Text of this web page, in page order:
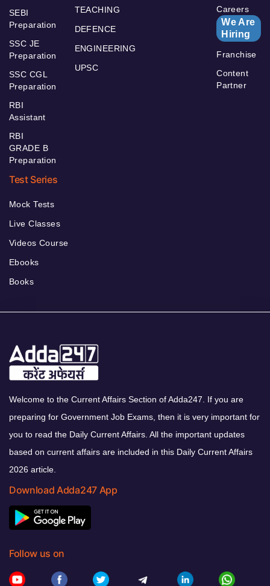
SEBI
Preparation
SSC JE
Preparation
SSC CGL
Preparation
RBI
Assistant
RBI
GRADE B
Preparation
TEACHING
DEFENCE
ENGINEERING
UPSC
Careers
We Are
Hiring
Franchise
Content
Partner
Test Series
Mock Tests
Live Classes
Videos Course
Ebooks
Books
Welcome to the Current Affairs Section of Adda247. If you are
preparing for Government Job Exams, then it is very important for
you to read the Daily Current Affairs. All the important updates
based on current affairs are included in this Daily Current Affairs
2026 article.
Download Adda247 App
Follow us on